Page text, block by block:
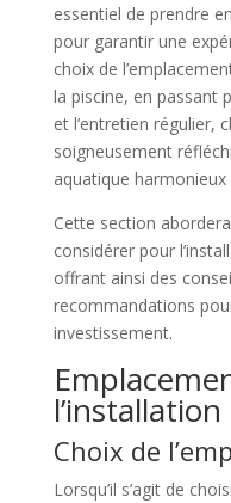
essentiel de prendre
pour garantir une
choix de
la piscine, en passant
et l’entretien régulier,
soigneusement
aquatique
Cette section
considérer pour
offrant ainsi des
recommandations
investissement.
Choix de
Lorsqu’il s’agit de